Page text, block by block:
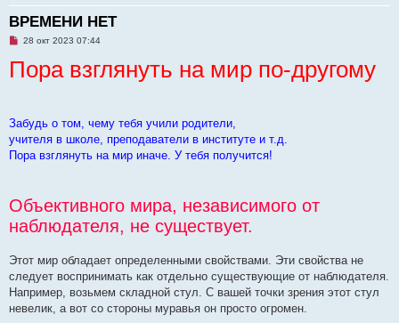
ВРЕМЕНИ НЕТ
Н
п
а
н
н
о
о
б
щ
е
е
28 окт 2023 07:44
Пора взглянуть на мир по-другому
Забудь о том, чему тебя учили родители,
учителя в школе, преподаватели в институте и т.д.
Пора взглянуть на мир иначе. У тебя получится!
Объективного мира, независимого от
наблюдателя, не существует.
Этот мир обладает определенными свойствами. Эти свойства не
следует воспринимать как отдельно существующие от наблюдателя.
Например, возьмем складной стул. С вашей точки зрения этот стул
невелик, а вот со стороны муравья он просто огромен.